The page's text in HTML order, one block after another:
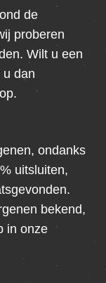
de
proberen
Wilt u een
u dan
ondanks
uitsluiten,
bekend,
in onze